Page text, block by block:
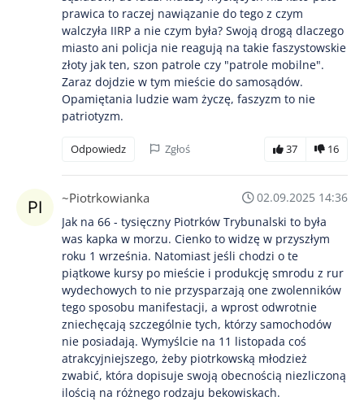
prawica to raczej nawiązanie do tego z czym
walczyła IIRP a nie czym była? Swoją drogą dlaczego
miasto ani policja nie reagują na takie faszystowskie
złoty jak ten, szon patrole czy "patrole mobilne".
Zaraz dojdzie w tym mieście do samosądów.
Opamiętania ludzie wam życzę, faszyzm to nie
patriotyzm.
Odpowiedz Zgłoś 37 16
~Piotrkowianka
02.09.2025 14:36
Jak na 66 - tysięczny Piotrków Trybunalski to była
was kapka w morzu. Cienko to widzę w przyszłym
roku 1 września. Natomiast jeśli chodzi o te
piątkowe kursy po mieście i produkcję smrodu z rur
wydechowych to nie przysparzają one zwolenników
tego sposobu manifestacji, a wprost odwrotnie
zniechęcają szczególnie tych, którzy samochodów
nie posiadają. Wymyślcie na 11 listopada coś
atrakcyjniejszego, żeby piotrkowską młodzież
zwabić, która dopisuje swoją obecnością niezliczoną
ilością na różnego rodzaju bekowiskach.